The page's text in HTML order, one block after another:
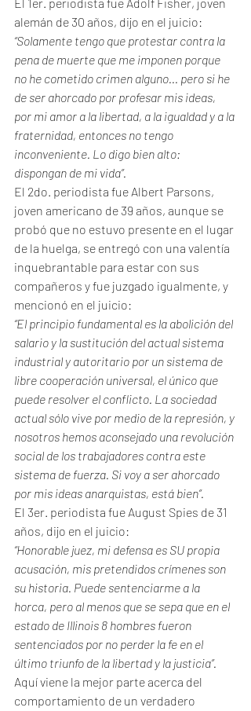
alemán de 30 años, dijo en el juicio:
“Solamente tengo que protestar contra la
pena de muerte que me imponen porque
no he cometido crimen alguno... pero si he
de ser ahorcado por profesar mis ideas,
por mi amor a la libertad, a la igualdad y a la
fraternidad, entonces no tengo
inconveniente. Lo digo bien alto:
dispongan de mi vida”.
El 2do. periodista fue Albert Parsons,
joven americano de 39 años, aunque se
probó que no estuvo presente en el lugar
de la huelga, se entregó con una valentía
inquebrantable para estar con sus
compañeros y fue juzgado igualmente, y
mencionó en el juicio:
“El principio fundamental es la abolición del
salario y la sustitución del actual sistema
industrial y autoritario por un sistema de
libre cooperación universal, el único que
puede resolver el conflicto. La sociedad
actual sólo vive por medio de la represión, y
nosotros hemos aconsejado una revolución
social de los trabajadores contra este
sistema de fuerza. Si voy a ser ahorcado
por mis ideas anarquistas, está bien”.
El 3er. periodista fue August Spies de 31
años, dijo en el juicio:
“Honorable juez, mi defensa es SU propia
acusación, mis pretendidos crímenes son
su historia. Puede sentenciarme a la
horca, pero al menos que se sepa que en el
estado de Illinois 8 hombres fueron
sentenciados por no perder la fe en el
último triunfo de la libertad y la justicia”.
Aquí viene la mejor parte acerca del
comportamiento de un verdadero